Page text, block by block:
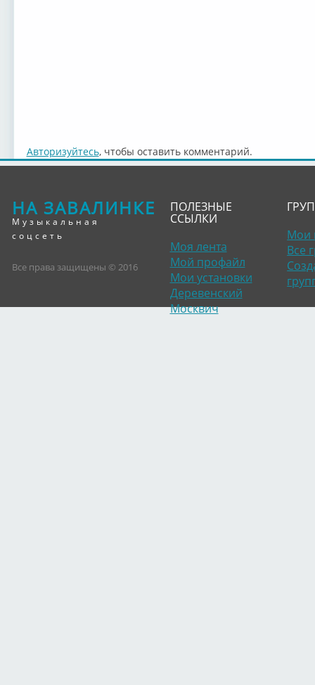
Авторизуйтесь, чтобы оставить комментарий.
НА ЗАВАЛИНКЕ
Музыкальная
соцсеть
Все права защищены © 2016
ПОЛЕЗНЫЕ
ССЫЛКИ
Моя лента
Мой профайл
Мои установки
Деревенский
Москвич
Мои
Все